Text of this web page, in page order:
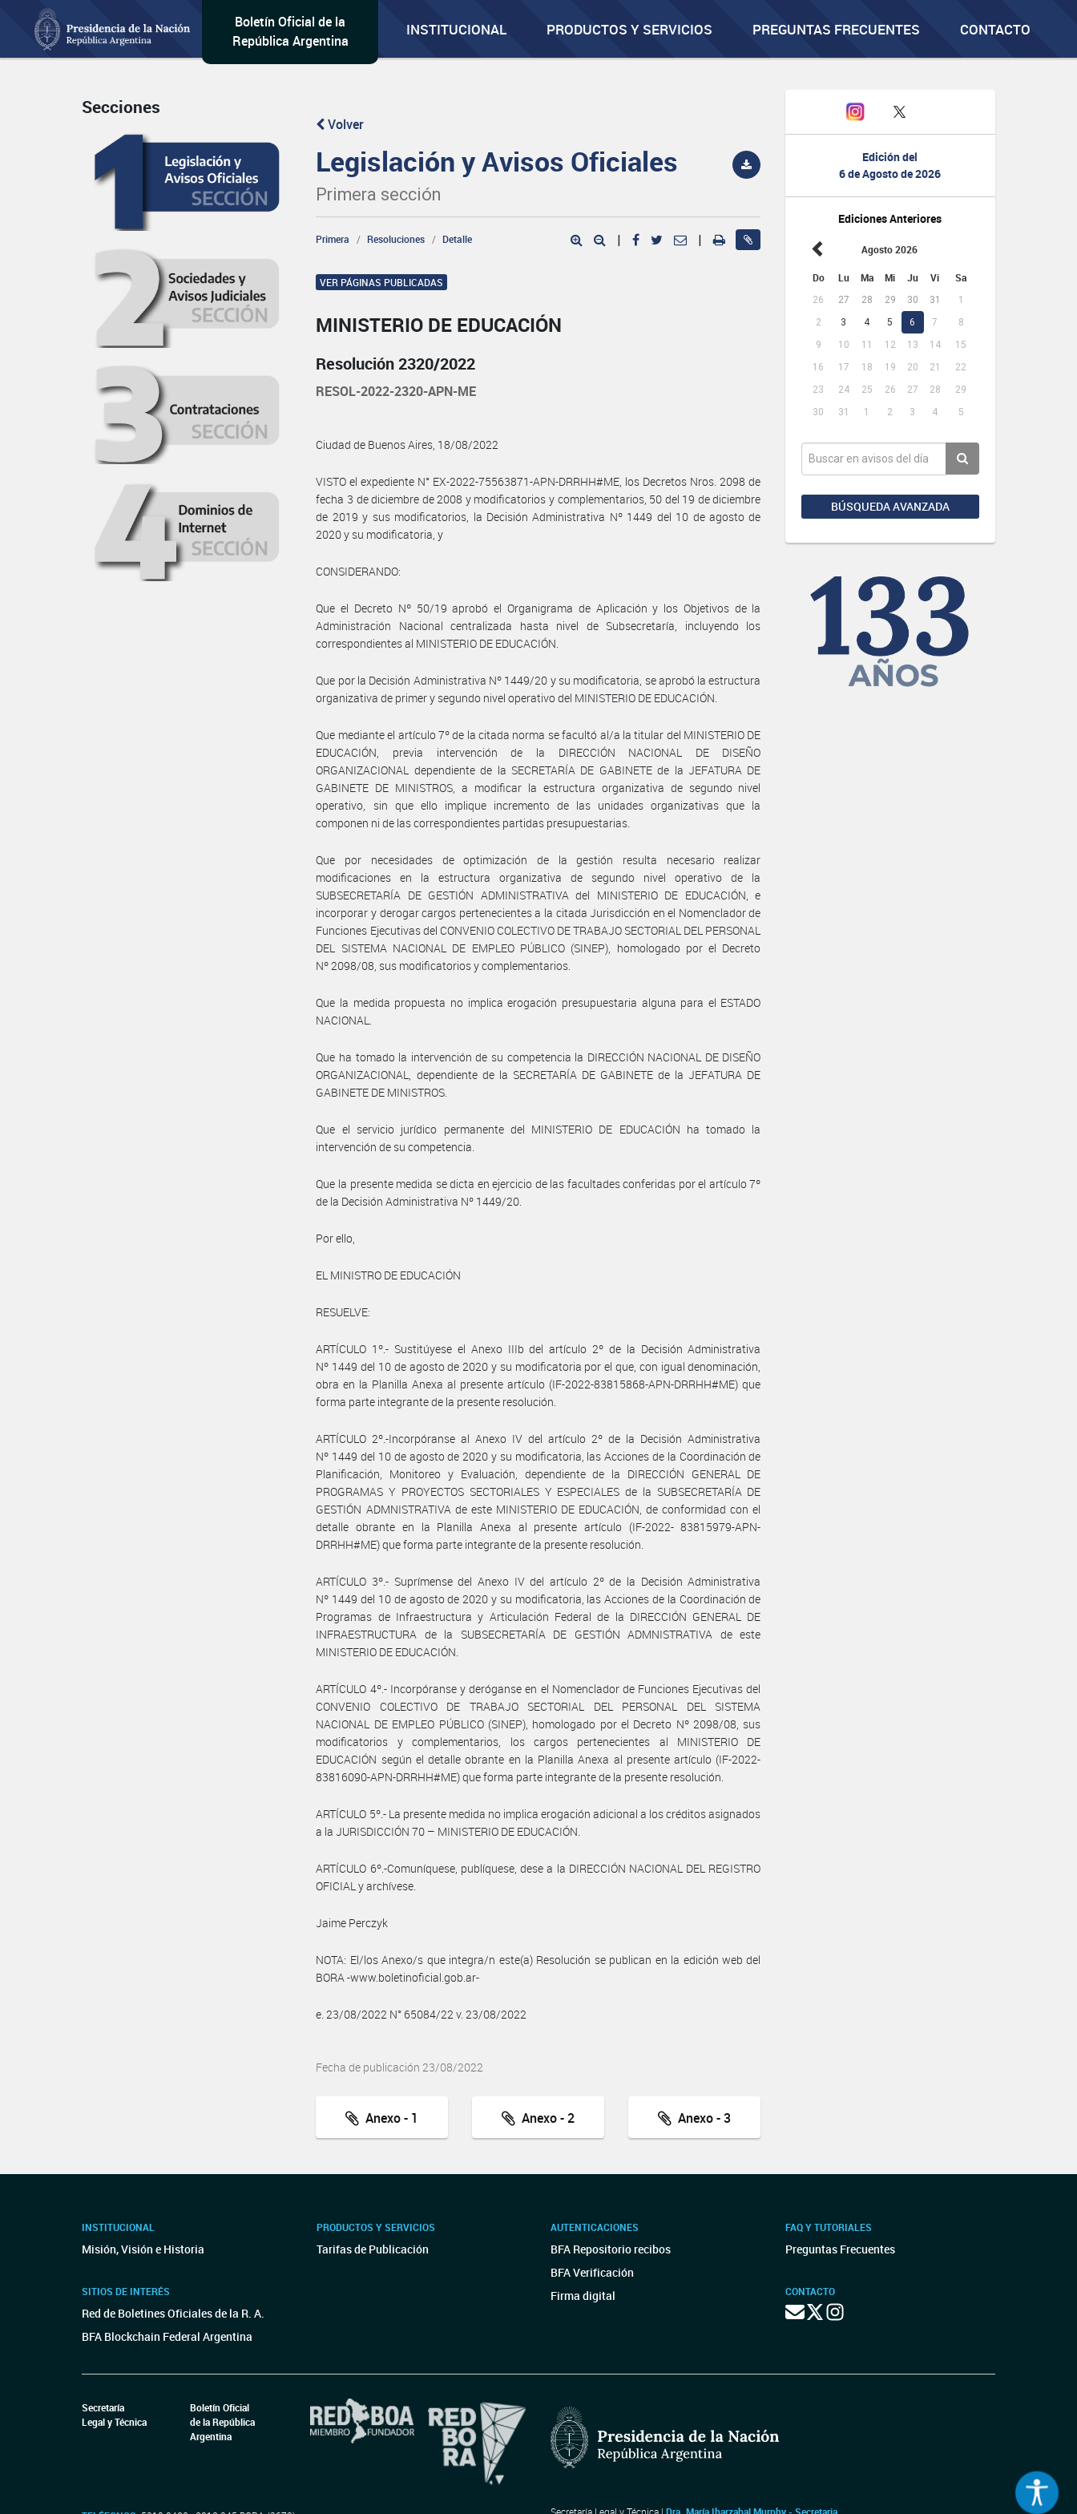
Boletín Oficial de la
República Argentina
INSTITUCIONAL PRODUCTOS Y SERVICIOS PREGUNTAS FRECUENTES CONTACTO
Edición del
6 de Agosto de 2026
Ediciones Anteriores
Agosto 2026
Do Lu Ma Mi Ju Vi Sa
26 27 28 29 30 31
1
2
3 4 5 6 7
8
9
10 11 12 13 14
15
16
17 18 19 20 21
22
23
24 25 26 27 28
29
30
31 1 2 3 4 5
BÚSQUEDA AVANZADA
Secciones
Volver
Legislación y Avisos Oficiales
Primera sección
Primera Resoluciones Detalle | |
VER PÁGINAS PUBLICADAS
MINISTERIO DE EDUCACIÓN
Resolución 2320/2022
RESOL-2022-2320-APN-ME
Ciudad de Buenos Aires, 18/08/2022
VISTO el expediente N° EX-2022-75563871-APN-DRRHH#ME, los Decretos Nros. 2098 de
fecha 3 de diciembre de 2008 y modificatorios y complementarios, 50 del 19 de diciembre
de 2019 y sus modificatorios, la Decisión Administrativa Nº 1449 del 10 de agosto de
2020 y su modificatoria, y
CONSIDERANDO:
Que el Decreto Nº 50/19 aprobó el Organigrama de Aplicación y los Objetivos de la
Administración Nacional centralizada hasta nivel de Subsecretaría, incluyendo los
correspondientes al MINISTERIO DE EDUCACIÓN.
Que por la Decisión Administrativa Nº 1449/20 y su modificatoria, se aprobó la estructura
organizativa de primer y segundo nivel operativo del MINISTERIO DE EDUCACIÓN.
Que mediante el artículo 7º de la citada norma se facultó al/a la titular del MINISTERIO DE
EDUCACIÓN, previa intervención de la DIRECCIÓN NACIONAL DE DISEÑO
ORGANIZACIONAL dependiente de la SECRETARÍA DE GABINETE de la JEFATURA DE
GABINETE DE MINISTROS, a modificar la estructura organizativa de segundo nivel
operativo, sin que ello implique incremento de las unidades organizativas que la
componen ni de las correspondientes partidas presupuestarias.
Que por necesidades de optimización de la gestión resulta necesario realizar
modificaciones en la estructura organizativa de segundo nivel operativo de la
SUBSECRETARÍA DE GESTIÓN ADMINISTRATIVA del MINISTERIO DE EDUCACIÓN, e
incorporar y derogar cargos pertenecientes a la citada Jurisdicción en el Nomenclador de
Funciones Ejecutivas del CONVENIO COLECTIVO DE TRABAJO SECTORIAL DEL PERSONAL
DEL SISTEMA NACIONAL DE EMPLEO PÚBLICO (SINEP), homologado por el Decreto
Nº 2098/08, sus modificatorios y complementarios.
Que la medida propuesta no implica erogación presupuestaria alguna para el ESTADO
NACIONAL.
Que ha tomado la intervención de su competencia la DIRECCIÓN NACIONAL DE DISEÑO
ORGANIZACIONAL, dependiente de la SECRETARÍA DE GABINETE de la JEFATURA DE
GABINETE DE MINISTROS.
Que el servicio jurídico permanente del MINISTERIO DE EDUCACIÓN ha tomado la
intervención de su competencia.
Que la presente medida se dicta en ejercicio de las facultades conferidas por el artículo 7º
de la Decisión Administrativa Nº 1449/20.
Por ello,
EL MINISTRO DE EDUCACIÓN
RESUELVE:
ARTÍCULO 1º.- Sustitúyese el Anexo IIIb del artículo 2º de la Decisión Administrativa
Nº 1449 del 10 de agosto de 2020 y su modificatoria por el que, con igual denominación,
obra en la Planilla Anexa al presente artículo (IF-2022-83815868-APN-DRRHH#ME) que
forma parte integrante de la presente resolución.
ARTÍCULO 2º.-Incorpóranse al Anexo IV del artículo 2º de la Decisión Administrativa
Nº 1449 del 10 de agosto de 2020 y su modificatoria, las Acciones de la Coordinación de
Planificación, Monitoreo y Evaluación, dependiente de la DIRECCIÓN GENERAL DE
PROGRAMAS Y PROYECTOS SECTORIALES Y ESPECIALES de la SUBSECRETARÍA DE
GESTIÓN ADMNISTRATIVA de este MINISTERIO DE EDUCACIÓN, de conformidad con el
detalle obrante en la Planilla Anexa al presente artículo (IF-2022- 83815979-APN-
DRRHH#ME) que forma parte integrante de la presente resolución.
ARTÍCULO 3º.- Suprímense del Anexo IV del artículo 2º de la Decisión Administrativa
Nº 1449 del 10 de agosto de 2020 y su modificatoria, las Acciones de la Coordinación de
Programas de Infraestructura y Articulación Federal de la DIRECCIÓN GENERAL DE
INFRAESTRUCTURA de la SUBSECRETARÍA DE GESTIÓN ADMNISTRATIVA de este
MINISTERIO DE EDUCACIÓN.
ARTÍCULO 4º.- Incorpóranse y deróganse en el Nomenclador de Funciones Ejecutivas del
CONVENIO COLECTIVO DE TRABAJO SECTORIAL DEL PERSONAL DEL SISTEMA
NACIONAL DE EMPLEO PÚBLICO (SINEP), homologado por el Decreto Nº 2098/08, sus
modificatorios y complementarios, los cargos pertenecientes al MINISTERIO DE
EDUCACIÓN según el detalle obrante en la Planilla Anexa al presente artículo (IF-2022-
83816090-APN-DRRHH#ME) que forma parte integrante de la presente resolución.
ARTÍCULO 5º.- La presente medida no implica erogación adicional a los créditos asignados
a la JURISDICCIÓN 70 – MINISTERIO DE EDUCACIÓN.
ARTÍCULO 6º.-Comuníquese, publíquese, dese a la DIRECCIÓN NACIONAL DEL REGISTRO
OFICIAL y archívese.
Jaime Perczyk
NOTA: El/los Anexo/s que integra/n este(a) Resolución se publican en la edición web del
BORA -www.boletinoficial.gob.ar-
e. 23/08/2022 N° 65084/22 v. 23/08/2022
Fecha de publicación 23/08/2022
Anexo - 1 Anexo - 2 Anexo - 3
INSTITUCIONAL
Misión, Visión e Historia
SITIOS DE INTERÉS
Red de Boletines Oficiales de la R. A.
BFA Blockchain Federal Argentina
PRODUCTOS Y SERVICIOS
Tarifas de Publicación
AUTENTICACIONES
BFA Repositorio recibos
BFA Verificación
Firma digital
FAQ Y TUTORIALES
Preguntas Frecuentes
CONTACTO
Secretaría
Legal y Técnica
Boletín Oficial
de la República
Argentina